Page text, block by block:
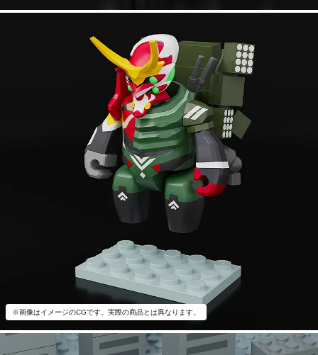
※画像はイメージのCGです。実際の商品とは異なります。